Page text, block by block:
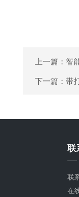
上一篇： 智
下一篇： 带
联
联
在